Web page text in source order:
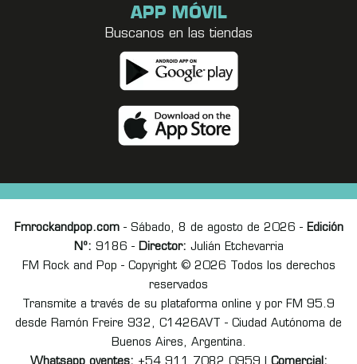
APP MÓVIL
Buscanos en las tiendas
Fmrockandpop.com- Sábado, 8 de agosto de 2026 - Edición
Nº: 9186 - Director: Julián Etchevarria
FM Rock and Pop - Copyright © 2026 Todos los derechos
reservados
Transmite a través de su plataforma online y por FM 95.9
desde Ramón Freire 932, C1426AVT - Ciudad Autónoma de
Buenos Aires, Argentina.